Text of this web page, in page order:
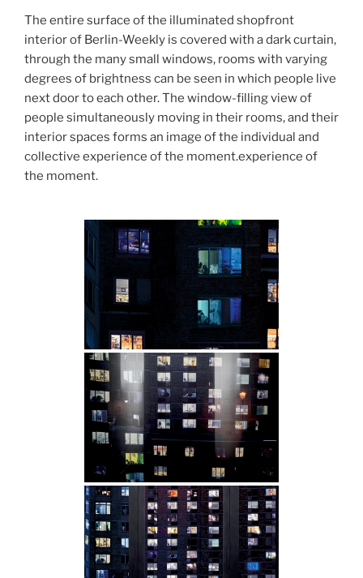
The entire surface of the illuminated shopfront
interior of Berlin-Weekly is covered with a dark curtain,
through the many small windows, rooms with varying
degrees of brightness can be seen in which people live
next door to each other. The window-filling view of
people simultaneously moving in their rooms, and their
interior spaces forms an image of the individual and
collective experience of the moment.experience of
the moment.